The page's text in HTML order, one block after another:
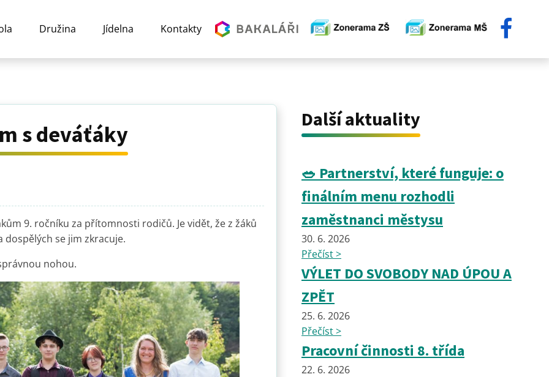
Družina Jídelna Kontakty
s deváťáky
9. ročníku za přítomnosti rodičů. Je vidět, že z žáků
se jim zkracuje.
nohou.
Další aktuality
🥗 Partnerství, které funguje: o
finálním menu rozhodli
zaměstnanci městysu
30. 6. 2026
Přečíst >
VÝLET DO SVOBODY NAD ÚPOU A
ZPĚT
25. 6. 2026
Přečíst >
Pracovní činnosti 8. třída
22. 6. 2026